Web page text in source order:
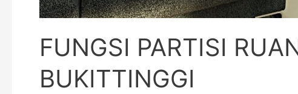
FUNGSI PARTISI
BUKITTINGGI